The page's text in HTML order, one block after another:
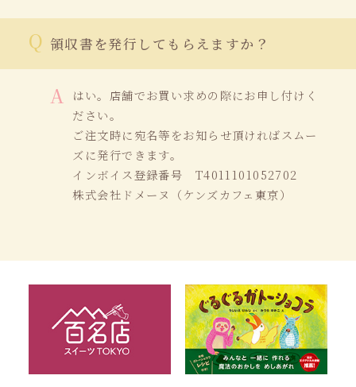
領収書を発行してもらえますか？
はい。店舗でお買い求めの際にお申し付けく
ださい。
ご注文時に宛名等をお知らせ頂ければスムー
ズに発行できます。
インボイス登録番号 T4011101052702
株式会社ドメーヌ（ケンズカフェ東京）